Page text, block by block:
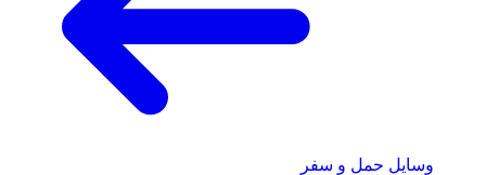
وسایل حمل و سفر